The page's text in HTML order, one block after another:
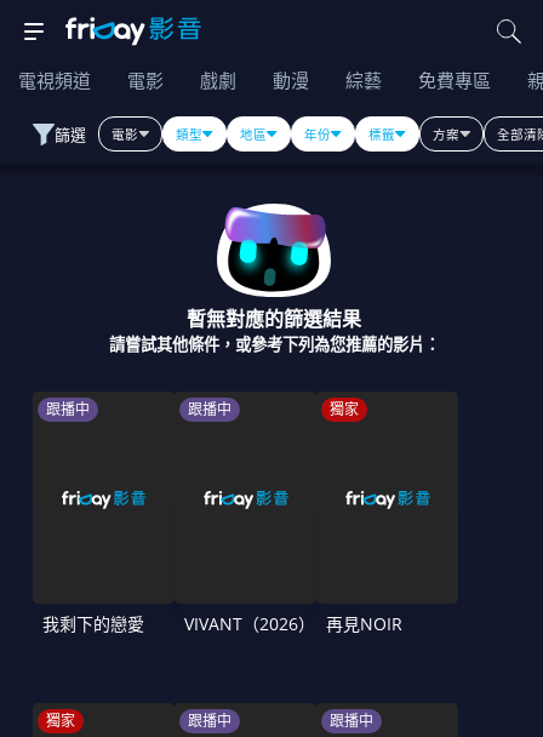
電視頻道 電影 戲劇 動漫 綜藝 免費專區
篩選 電影 類型 地區 年份 標籤 方案 全部清
暫無對應的篩選結果
請嘗試其他條件，或參考下列為您推薦的影片：
跟播中
我剩下的戀愛
跟播中
VIVANT（2026）
獨家
再見NOIR
獨家 跟播中 跟播中